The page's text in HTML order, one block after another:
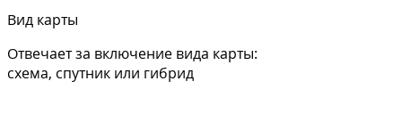
Вид карты
Отвечает за включение вида карты:
схема, спутник или гибрид